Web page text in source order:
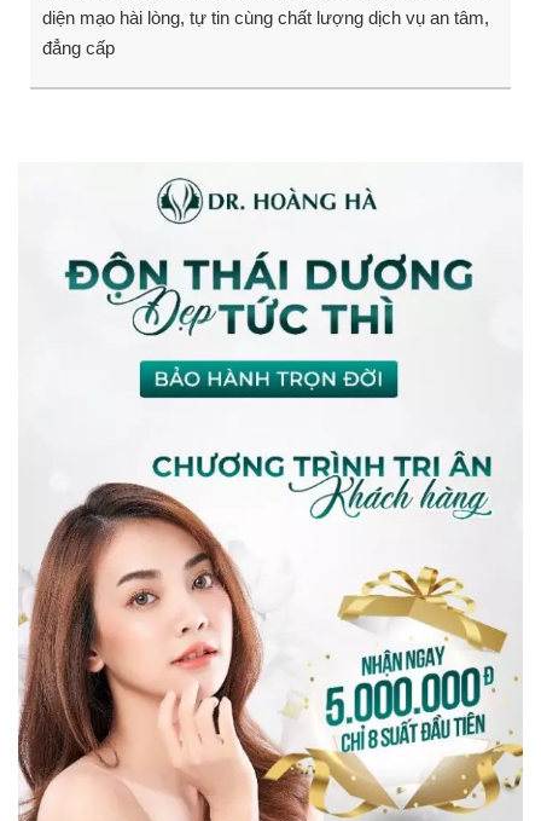
diện mạo hài lòng, tự tin cùng chất lượng dịch vụ an tâm,
đẳng cấp